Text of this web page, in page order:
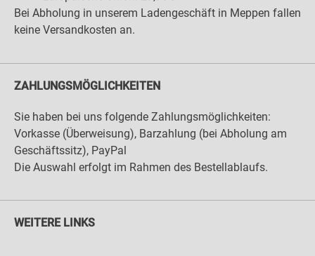
Bei Abholung in unserem Ladengeschäft in Meppen fallen
keine Versandkosten an.
ZAHLUNGSMÖGLICHKEITEN
Sie haben bei uns folgende Zahlungsmöglichkeiten:
Vorkasse (Überweisung), Barzahlung (bei Abholung am
Geschäftssitz), PayPal
Die Auswahl erfolgt im Rahmen des Bestellablaufs.
WEITERE LINKS